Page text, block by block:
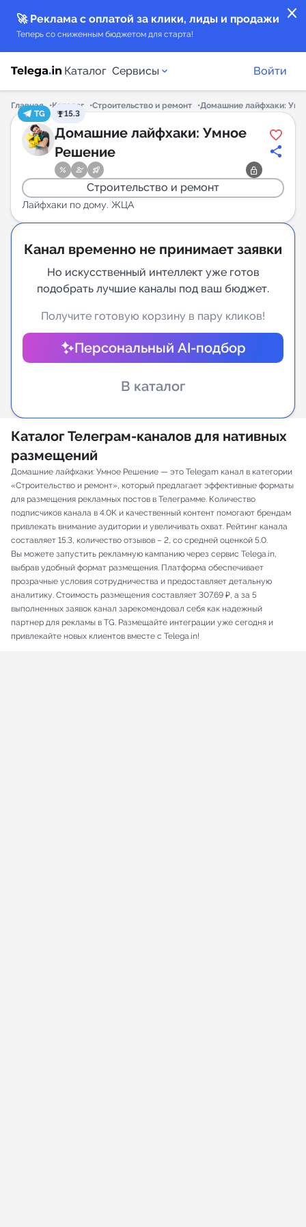
close
🚀 Реклама с оплатой за клики, лиды и продажи
Теперь со сниженным бюджетом для старта!
Каталог Сервисы
Каталог каналов
Каталог ботов
Горящие предложения
New
Аналитика MAX каналов
Индивидуальное сопровождение
Войти
Главная Каталог Строительство и ремонт
Домашние лайфхаки:
TG
15.3
Домашние лайфхаки: Умное
Решение
Строительство и ремонт
Лайфхаки по дому. ЖЦА
Канал временно не принимает заявки
Но искусственный интеллект уже готов
подобрать лучшие каналы под ваш бюджет.
Получите готовую корзину в пару кликов!
Персональный AI-подбор
В каталог
Каталог Телеграм-каналов для нативных
размещений
Домашние лайфхаки: Умное Решение — это Telegam канал в категории
«Строительство и ремонт», который предлагает эффективные форматы
для размещения рекламных постов в Телеграмме. Количество
подписчиков канала в 4.0K и качественный контент помогают брендам
привлекать внимание аудитории и увеличивать охват. Рейтинг канала
составляет 15.3, количество отзывов – 2, со средней оценкой 5.0.
Вы можете запустить рекламную кампанию через сервис Telega.in,
выбрав удобный формат размещения. Платформа обеспечивает
прозрачные условия сотрудничества и предоставляет детальную
аналитику. Стоимость размещения составляет 307.69 ₽, а за 5
выполненных заявок канал зарекомендовал себя как надежный
партнер для рекламы в TG. Размещайте интеграции уже сегодня и
привлекайте новых клиентов вместе с Telega.in!